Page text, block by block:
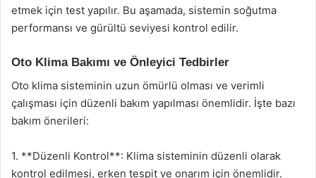
etmek için test yapılır. Bu aşamada, sistemin soğutma
performansı ve gürültü seviyesi kontrol edilir.
Oto Klima Bakımı ve Önleyici Tedbirler
Oto klima sisteminin uzun ömürlü olması ve verimli
çalışması için düzenli bakım yapılması önemlidir. İşte bazı
bakım önerileri:
1. **Düzenli Kontrol**: Klima sisteminin düzenli olarak
kontrol edilmesi, erken tespit ve onarım için önemlidir.